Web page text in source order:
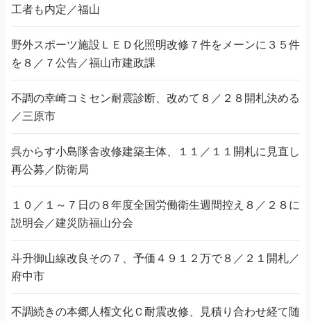
工者も内定／福山
野外スポーツ施設ＬＥＤ化照明改修７件をメーンに３５件
を８／７公告／福山市建政課
不調の幸崎コミセン耐震診断、改めて８／２８開札決める
／三原市
呉からす小島隊舎改修建築主体、１１／１１開札に見直し
再公募／防衛局
１０／１～７日の８年度全国労働衛生週間控え８／２８に
説明会／建災防福山分会
斗升御山線改良その７、予価４９１２万で８／２１開札／
府中市
不調続きの本郷人権文化Ｃ耐震改修、見積り合わせ経て随